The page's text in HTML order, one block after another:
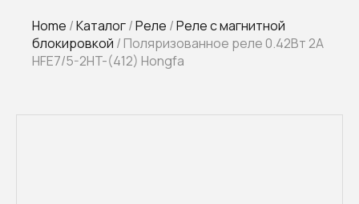
Home /Каталог/Реле /Реле с магнитной
блокировкой / Поляризованное реле 0.42Вт 2A
HFE7/5-2HT-(412) Hongfa